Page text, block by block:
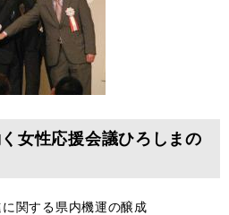
女性応援会議ひろしまの
関する県内機運の醸成